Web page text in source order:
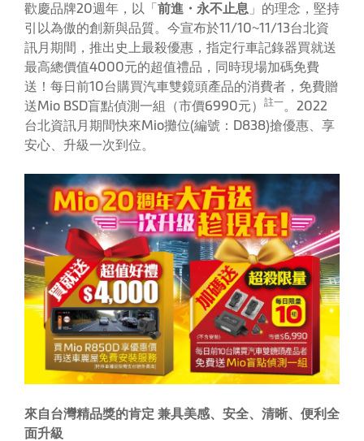
歡慶品牌20週年，以「前進・永不止息 」的理念，堅持
引以為傲的創新與品質。今宣布於11/10~11/13台北資
訊月期間，推出史上最殺優惠，指定行車記錄器買就送
最高總價值4000元的超值禮品，同時現場加碼免費
送！每日前10台購買汽車雙鏡頭產品的消費者，免費贈
送Mio BSD盲點偵測一組（市價6990元）
註一。2022
台北資訊月期間快來Mio攤位(編號：D838)搶優惠、享
安心、升級一次到位。
來自台灣精品獎的肯定 兼具美感、安全、清晰、便利全
面升級